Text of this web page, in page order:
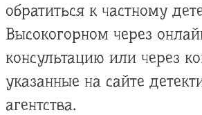
обратиться к частному
Высокогорном через
консультацию или через
указанные на сайте
агентства.